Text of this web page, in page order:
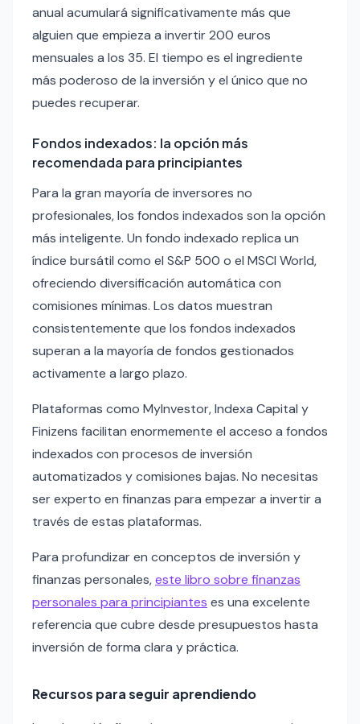
anual acumulará significativamente más que
alguien que empieza a invertir 200 euros
mensuales a los 35. El tiempo es el ingrediente
más poderoso de la inversión y el único que no
puedes recuperar.
Fondos indexados: la opción más
recomendada para principiantes
Para la gran mayoría de inversores no
profesionales, los fondos indexados son la opción
más inteligente. Un fondo indexado replica un
índice bursátil como el S&P 500 o el MSCI World,
ofreciendo diversificación automática con
comisiones mínimas. Los datos muestran
consistentemente que los fondos indexados
superan a la mayoría de fondos gestionados
activamente a largo plazo.
Plataformas como MyInvestor, Indexa Capital y
Finizens facilitan enormemente el acceso a fondos
indexados con procesos de inversión
automatizados y comisiones bajas. No necesitas
ser experto en finanzas para empezar a invertir a
través de estas plataformas.
Para profundizar en conceptos de inversión y
finanzas personales,este libro sobre finanzas
personales para principiantes es una excelente
referencia que cubre desde presupuestos hasta
inversión de forma clara y práctica.
Recursos para seguir aprendiendo